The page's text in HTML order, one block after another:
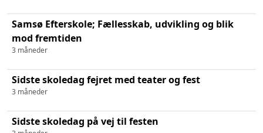
Samsø Efterskole; Fællesskab, udvikling og blik
mod fremtiden
3 måneder
Sidste skoledag fejret med teater og fest
3 måneder
Sidste skoledag på vej til festen